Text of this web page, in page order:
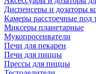
Диспенсеры и дозаторы
Камеры расстоечные под
Миксеры планетарные
Мукопросеиватели
Печи для пекарен
Печи для пиццы
Прессы для пиццы